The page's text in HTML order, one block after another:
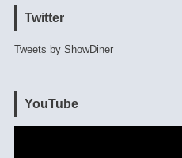
Twitter
Tweets by ShowDiner
YouTube